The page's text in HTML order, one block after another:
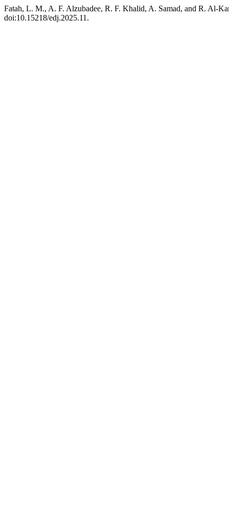
Fatah, L. M., A. F. Alzubadee, R. F. Khalid, A. Samad, and R. Al-
doi:10.15218/edj.2025.11.